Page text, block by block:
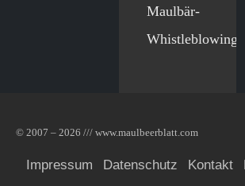
Maulbär-
Whistleblowing
© 2007 – 2026 /// www.maulbeerblatt.com
Impressum Datenschutz Kontakt